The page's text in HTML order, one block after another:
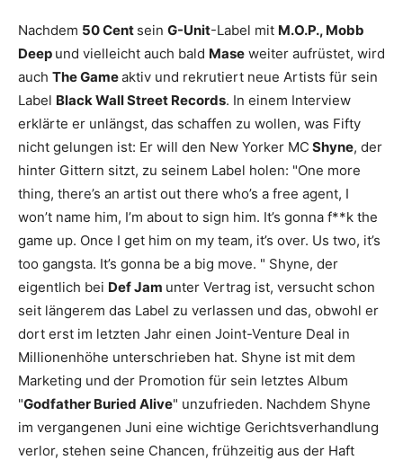
Nachdem 50 Cent sein G-Unit-Label mit M.O.P., Mobb
Deep und vielleicht auch bald Mase weiter aufrüstet, wird
auch The Gameaktiv und rekrutiert neue Artists für sein
Label Black Wall Street Records. In einem Interview
erklärte er unlängst, das schaffen zu wollen, was Fifty
nicht gelungen ist: Er will den New Yorker MC Shyne, der
hinter Gittern sitzt, zu seinem Label holen: "One more
thing, there’s an artist out there who’s a free agent, I
won’t name him, I’m about to sign him. It’s gonna f**k the
game up. Once I get him on my team, it’s over. Us two, it’s
too gangsta. It’s gonna be a big move. " Shyne, der
eigentlich bei Def Jam unter Vertrag ist, versucht schon
seit längerem das Label zu verlassen und das, obwohl er
dort erst im letzten Jahr einen Joint-Venture Deal in
Millionenhöhe unterschrieben hat. Shyne ist mit dem
Marketing und der Promotion für sein letztes Album
"Godfather Buried Alive" unzufrieden. Nachdem Shyne
im vergangenen Juni eine wichtige Gerichtsverhandlung
verlor, stehen seine Chancen, frühzeitig aus der Haft